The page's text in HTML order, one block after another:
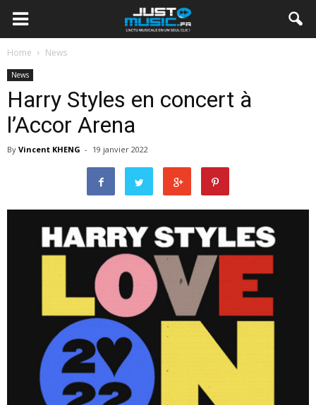
Home News
News
Harry Styles en concert à
l’Accor Arena
By Vincent KHENG - 19 janvier 2022